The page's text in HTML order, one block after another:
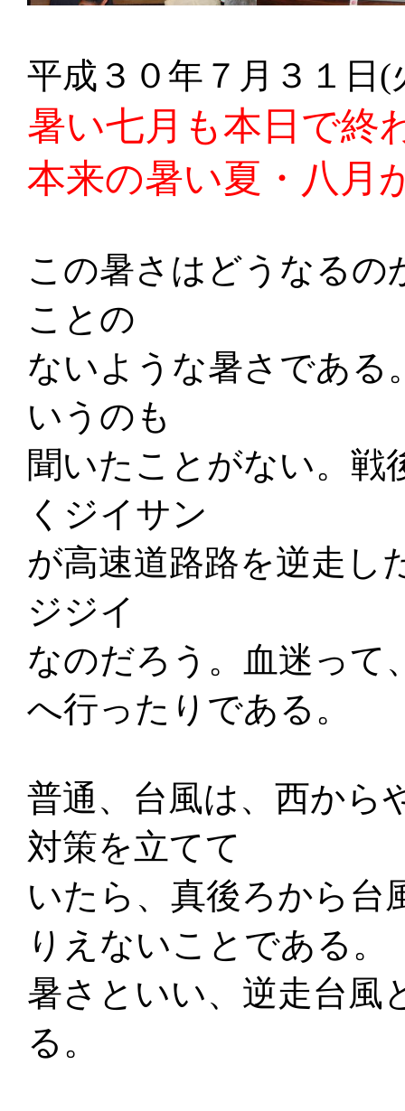
平成３０年７月３１日(
暑い七月も本日で終
本来の暑い夏・八月
この暑さはどうなるの
ことの
ないような暑さである
いうのも
聞いたことがない。戦
くジイサン
が高速道路路を逆走し
ジジイ
なのだろう。血迷って
へ行ったりである。
普通、台風は、西から
対策を立てて
いたら、真後ろから台
りえないことである。
暑さといい、逆走台風
る。